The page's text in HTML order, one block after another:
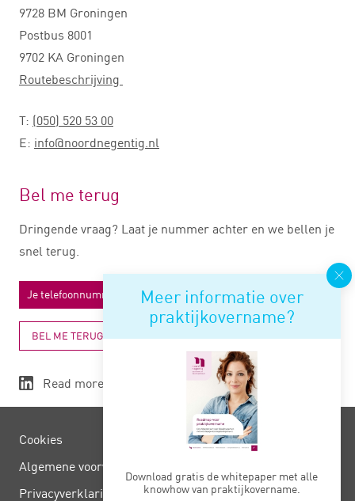
Meer informatie over
praktijkovername?
Download gratis de whitepaper met alle
knowhow van praktijkovername.
9728 BM Groningen
Postbus 8001
9702 KA Groningen
Routebeschrijving
T: (050) 520 53 00
E: info@noordnegentig.nl
Bel me terug
Dringende vraag? Laat je nummer achter en we bellen je
snel terug.
BEL ME TERUG
Read more
Cookies
Algemene voorwaarden
Privacy­verklaring